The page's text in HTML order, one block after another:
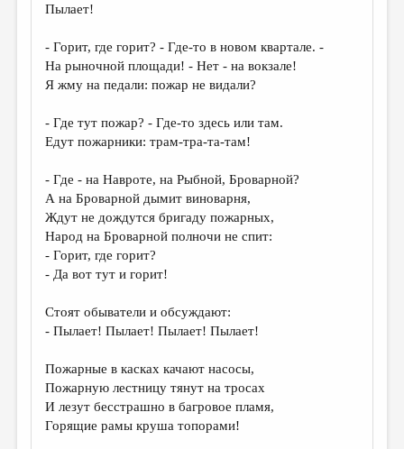
Пылает!
- Горит, где горит? - Где-то в новом квартале. -
На рыночной площади! - Нет - на вокзале!
Я жму на педали: пожар не видали?
- Где тут пожар? - Где-то здесь или там.
Едут пожарники: трам-тра-та-там!
- Где - на Навроте, на Рыбной, Броварной?
А на Броварной дымит виноварня,
Ждут не дождутся бригаду пожарных,
Народ на Броварной полночи не спит:
- Горит, где горит?
- Да вот тут и горит!
Стоят обыватели и обсуждают:
- Пылает! Пылает! Пылает! Пылает!
Пожарные в касках качают насосы,
Пожарную лестницу тянут на тросах
И лезут бесстрашно в багровое пламя,
Горящие рамы круша топорами!